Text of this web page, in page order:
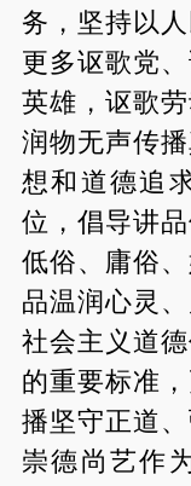
务，坚持以
更多讴歌党
英雄，讴歌
润物无声传
想和道德追
位，倡导讲
低俗、庸俗
品温润心灵
社会主义道
的重要标准
播坚守正道
崇德尚艺作